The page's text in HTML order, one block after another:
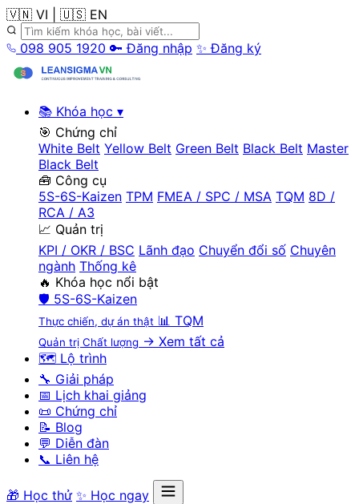
🇻🇳 VI 🇺🇸 EN
098 905 1920 🔑 Đăng nhập ✨ Đăng ký
📚 Khóa học ▾
🎯 Chứng chỉ
White Belt Yellow Belt Green Belt Black Belt Master
Black Belt
🧰 Công cụ
5S-6S-Kaizen TPM FMEA / SPC / MSA TQM 8D /
RCA / A3
📈 Quản trị
KPI / OKR / BSC Lãnh đạo Chuyển đổi số Chuyên
ngành Thống kê
🔥 Khóa học nổi bật
🛡️ 5S-6S-Kaizen
Thực chiến, dự án thật 📊 TQM
Quản trị Chất lượng → Xem tất cả
🗺️ Lộ trình
🔧 Giải pháp
📅 Lịch khai giảng
📜 Chứng chỉ
📝 Blog
💬 Diễn đàn
📞 Liên hệ
🎁 Học thử ✨ Học ngay